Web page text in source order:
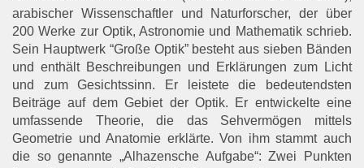
arabischer Wissenschaftler und Naturforscher, der über
200 Werke zur Optik, Astronomie und Mathematik schrieb.
Sein Hauptwerk “Große Optik” besteht aus sieben Bänden
und enthält Beschreibungen und Erklärungen zum Licht
und zum Gesichtssinn. Er leistete die bedeutendsten
Beiträge auf dem Gebiet der Optik. Er entwickelte eine
umfassende Theorie, die das Sehvermögen mittels
Geometrie und Anatomie erklärte. Von ihm stammt auch
die so genannte „Alhazensche Aufgabe“: Zwei Punkten